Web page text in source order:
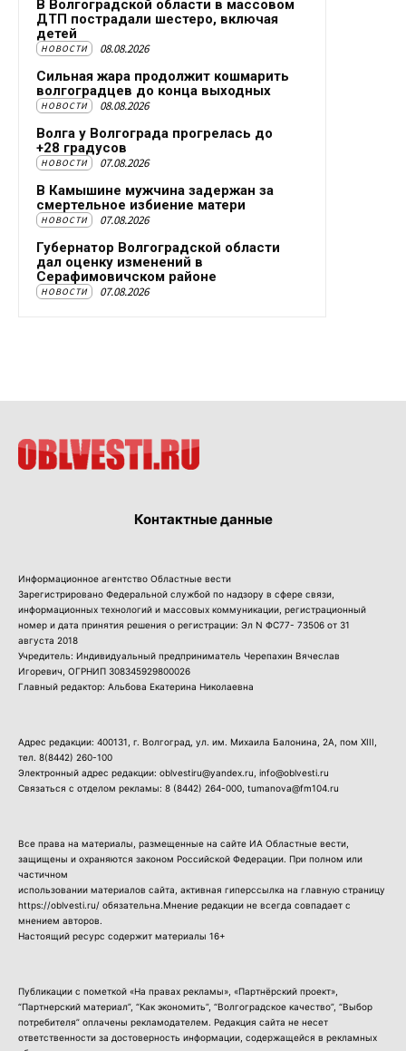
В Волгоградской области в массовом
ДТП пострадали шестеро, включая
детей
НОВОСТИ 08.08.2026
Сильная жара продолжит кошмарить
волгоградцев до конца выходных
НОВОСТИ 08.08.2026
Волга у Волгограда прогрелась до
+28 градусов
НОВОСТИ 07.08.2026
В Камышине мужчина задержан за
смертельное избиение матери
НОВОСТИ 07.08.2026
Губернатор Волгоградской области
дал оценку изменений в
Серафимовичском районе
НОВОСТИ 07.08.2026
Контактные данные
Информационное агентство Областные вести
Зарегистрировано Федеральной службой по надзору в сфере связи,
информационных технологий и массовых коммуникации, регистрационный
номер и дата принятия решения о регистрации: Эл N ФС77- 73506 от 31
августа 2018
Учредитель: Индивидуальный предприниматель Черепахин Вячеслав
Игоревич, ОГРНИП 308345929800026
Главный редактор: Альбова Екатерина Николаевна
Адрес редакции: 400131, г. Волгоград, ул. им. Михаила Балонина, 2А, пом XIII,
тел. 8(8442) 260-100
Электронный адрес редакции: oblvestiru@yandex.ru, info@oblvesti.ru
Связаться с отделом рекламы: 8 (8442) 264-000 , tumanova@fm104.ru
Все права на материалы, размещенные на сайте ИА Областные вести,
защищены и охраняются законом Российской Федерации. При полном или
частичном
использовании материалов сайта, активная гиперссылка на главную страницу
https://oblvesti.ru/ обязательна.Мнение редакции не всегда совпадает с
мнением авторов.
Настоящий ресурс содержит материалы 16+
Публикации с пометкой «На правах рекламы», «Партнёрский проект»,
“Партнерский материал”, “Как экономить”, “Волгоградское качество”, “Выбор
потребителя” оплачены рекламодателем. Редакция сайта не несет
ответственности за достоверность информации, содержащейся в рекламных